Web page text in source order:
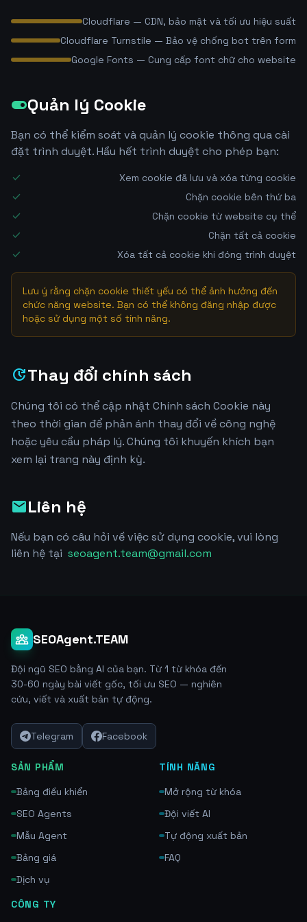
Cloudflare — CDN, bảo mật và tối ưu hiệu suất
Cloudflare Turnstile — Bảo vệ chống bot trên form
Google Fonts — Cung cấp font chữ cho website
toggle_onQuản lý Cookie
Bạn có thể kiểm soát và quản lý cookie thông qua cài
đặt trình duyệt. Hầu hết trình duyệt cho phép bạn:
check Xem cookie đã lưu và xóa từng cookie
check Chặn cookie bên thứ ba
check Chặn cookie từ website cụ thể
check Chặn tất cả cookie
check Xóa tất cả cookie khi đóng trình duyệt
Lưu ý rằng chặn cookie thiết yếu có thể ảnh hưởng đến
chức năng website. Bạn có thể không đăng nhập được
hoặc sử dụng một số tính năng.
updateThay đổi chính sách
Chúng tôi có thể cập nhật Chính sách Cookie này
theo thời gian để phản ánh thay đổi về công nghệ
hoặc yêu cầu pháp lý. Chúng tôi khuyến khích bạn
xem lại trang này định kỳ.
mailLiên hệ
Nếu bạn có câu hỏi về việc sử dụng cookie, vui lòng
liên hệ tại seoagent.team@gmail.com
SEOAgent.TEAM
Đội ngũ SEO bằng AI của bạn. Từ 1 từ khóa đến
30-60 ngày bài viết gốc, tối ưu SEO — nghiên
cứu, viết và xuất bản tự động.
Telegram Facebook
SẢN PHẨM
Bảng điều khiển
SEO Agents
Mẫu Agent
Bảng giá
Dịch vụ
TÍNH NĂNG
Mở rộng từ khóa
Đội viết AI
Tự động xuất bản
FAQ
CÔNG TY